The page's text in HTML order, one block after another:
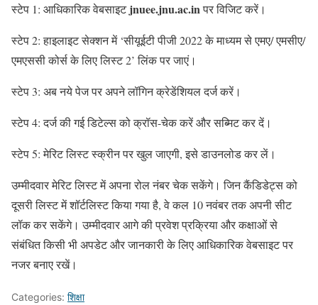
स्‍टेप 1: आधिकारिक वेबसाइटjnuee.jnu.ac.inपर विजिट करें।
स्‍टेप 2: हाइलाइट सेक्‍शन में ‘सीयूईटी पीजी 2022 के माध्यम से एमए/ एमसीए/
एमएससी कोर्स के लिए लिस्‍ट 2’ लिंक पर जाएं।
स्‍टेप 3: अब नये पेज पर अपने लॉगिन क्रेडेंशियल दर्ज करें।
स्‍टेप 4: दर्ज की गई डिटेल्‍स को क्रॉस-चेक करें और सब्मिट कर दें।
स्‍टेप 5: मेरिट लिस्‍ट स्‍क्रीन पर खुल जाएगी, इसे डाउनलोड कर लें।
उम्‍मीदवार मेरिट लिस्‍ट में अपना रोल नंबर चेक सकेंगे। जिन कैंडिडेट्स को
दूसरी लिस्‍ट में शॉर्टलिस्‍ट किया गया है, वे कल 10 नवंबर तक अपनी सीट
लॉक कर सकेंगे। उम्‍मीदवार आगे की प्रवेश प्रक्रिया और कक्षाओं से
संबंधित किसी भी अपडेट और जानकारी के लिए आधिकारिक वेबसाइट पर
नजर बनाए रखें।
Categories: शिक्षा